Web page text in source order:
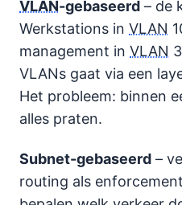
VLAN-gebaseerd – de
Werkstations in VLAN
management in VLAN
VLANs gaat via een
Het probleem: binnen
alles praten.
Subnet-gebaseerd –
routing als